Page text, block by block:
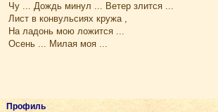
Чу ... Дождь минул ... Ветер злится ...
Лист в конвульсиях кружа ,
На ладонь мою ложится ...
Осень ... Милая моя ...
Профиль